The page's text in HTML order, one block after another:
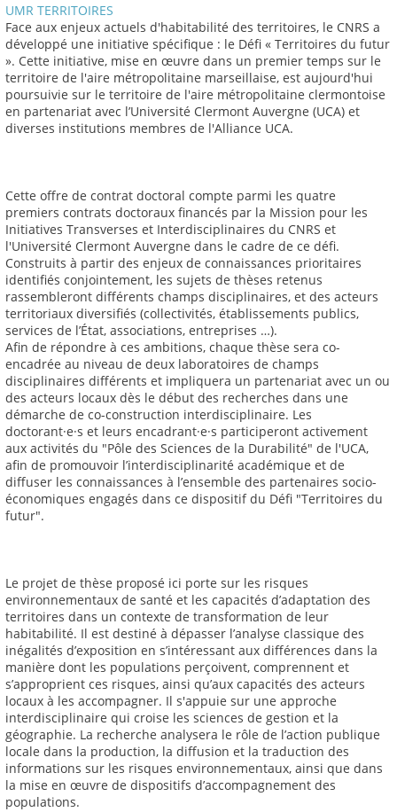
UMR TERRITOIRES
Face aux enjeux actuels d'habitabilité des territoires, le CNRS a
développé une initiative spécifique : le Défi « Territoires du futur
». Cette initiative, mise en œuvre dans un premier temps sur le
territoire de l'aire métropolitaine marseillaise, est aujourd'hui
poursuivie sur le territoire de l'aire métropolitaine clermontoise
en partenariat avec l’Université Clermont Auvergne (UCA) et
diverses institutions membres de l'Alliance UCA.
Cette offre de contrat doctoral compte parmi les quatre
premiers contrats doctoraux financés par la Mission pour les
Initiatives Transverses et Interdisciplinaires du CNRS et
l'Université Clermont Auvergne dans le cadre de ce défi.
Construits à partir des enjeux de connaissances prioritaires
identifiés conjointement, les sujets de thèses retenus
rassembleront différents champs disciplinaires, et des acteurs
territoriaux diversifiés (collectivités, établissements publics,
services de l’État, associations, entreprises …).
Afin de répondre à ces ambitions, chaque thèse sera co-
encadrée au niveau de deux laboratoires de champs
disciplinaires différents et impliquera un partenariat avec un ou
des acteurs locaux dès le début des recherches dans une
démarche de co-construction interdisciplinaire. Les
doctorant·e·s et leurs encadrant·e·s participeront activement
aux activités du "Pôle des Sciences de la Durabilité" de l'UCA,
afin de promouvoir l’interdisciplinarité académique et de
diffuser les connaissances à l’ensemble des partenaires socio-
économiques engagés dans ce dispositif du Défi "Territoires du
futur".
Le projet de thèse proposé ici porte sur les risques
environnementaux de santé et les capacités d’adaptation des
territoires dans un contexte de transformation de leur
habitabilité. Il est destiné à dépasser l’analyse classique des
inégalités d’exposition en s’intéressant aux différences dans la
manière dont les populations perçoivent, comprennent et
s’approprient ces risques, ainsi qu’aux capacités des acteurs
locaux à les accompagner. Il s'appuie sur une approche
interdisciplinaire qui croise les sciences de gestion et la
géographie. La recherche analysera le rôle de l’action publique
locale dans la production, la diffusion et la traduction des
informations sur les risques environnementaux, ainsi que dans
la mise en œuvre de dispositifs d’accompagnement des
populations.